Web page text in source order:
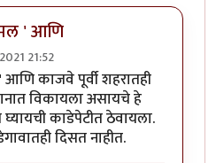
' आणि
21:52
काजवे पूर्वी शहरातही
विकायला असायचे हे
काडेपेटीत ठेवायला.
दिसत नाहीत.